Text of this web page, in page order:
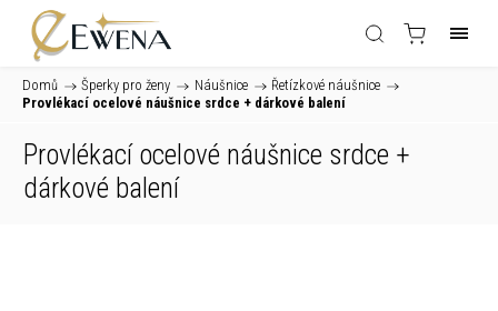
Domů / Šperky pro ženy / Náušnice / Řetízkové náušnice /
Provlékací ocelové náušnice srdce + dárkové balení
Provlékací ocelové náušnice srdce +
dárkové balení